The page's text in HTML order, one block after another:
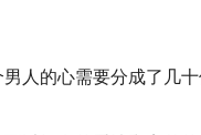
人的心需要分成了几